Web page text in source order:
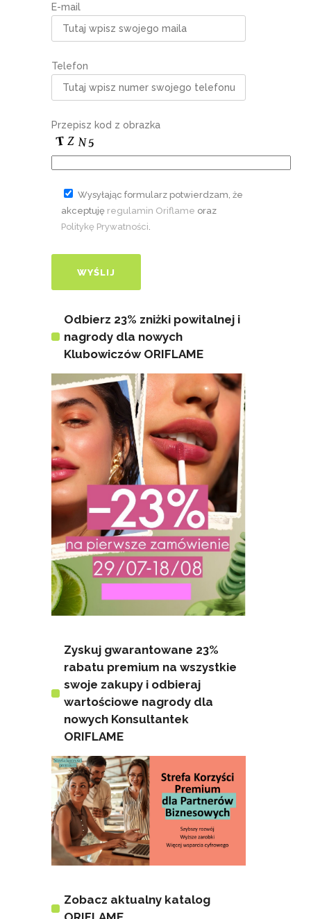
E-mail
Telefon
Przepisz kod z obrazka
Wysyłając formularz potwierdzam, że
akceptuję regulamin Oriflame oraz
Politykę Prywatności
Odbierz 23% zniżki powitalnej i
nagrody dla nowych
Klubowiczów ORIFLAME
Zyskuj gwarantowane 23%
rabatu premium na wszystkie
swoje zakupy i odbieraj
wartościowe nagrody dla
nowych Konsultantek
ORIFLAME
Zobacz aktualny katalog